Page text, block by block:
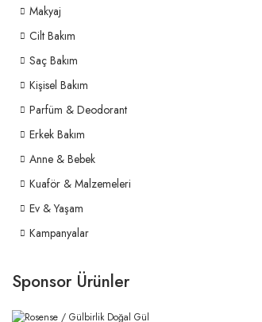
Makyaj
Cilt Bakım
Saç Bakım
Kişisel Bakım
Parfüm & Deodorant
Erkek Bakım
Anne & Bebek
Kuaför & Malzemeleri
Ev & Yaşam
Kampanyalar
Sponsor Ürünler